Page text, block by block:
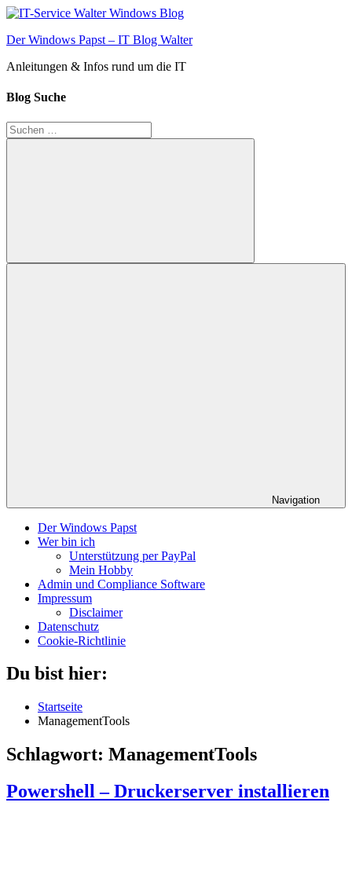
Zum
springen
Der Windows Papst – IT Blog Walter
Anleitungen & Infos rund um die IT
Blog Suche
Suchen
nach:
Suchen
Navigation
Der Windows Papst
Wer bin ich
Unterstützung per PayPal
Mein Hobby
Admin und Compliance Software
Impressum
Disclaimer
Datenschutz
Cookie-Richtlinie
Du bist hier:
Startseite
ManagementTools
Schlagwort: ManagementTools
Powershell – Druckerserver installieren